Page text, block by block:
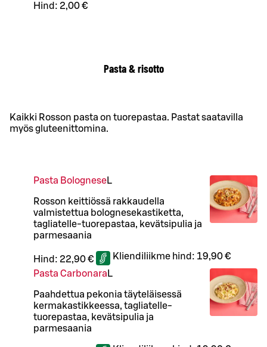
Hind: 2,00 €
Pasta & risotto
Kaikki Rosson pasta on tuorepastaa. Pastat saatavilla
myös gluteenittomina.
Pasta BologneseL
Rosson keittiössä rakkaudella
valmistettua bolognesekastiketta,
tagliatelle-tuorepastaa, kevätsipulia ja
parmesaania
Hind: 22,90 € Kliendiliikme hind: 19,90 €
Pasta Carbonara L
Paahdettua pekonia täyteläisessä
kermakastikkeessa, tagliatelle-
tuorepastaa, kevätsipulia ja
parmesaania